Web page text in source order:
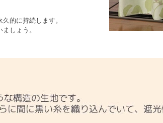
的に持続します。
しょう。